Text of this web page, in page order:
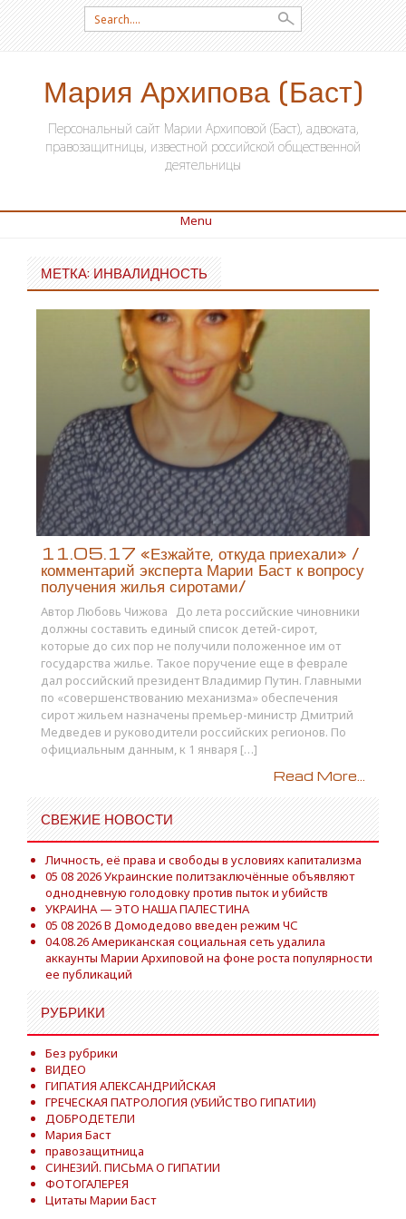
Search for:
Мария Архипова (Баст)
Персональный сайт Марии Архиповой (Баст), адвоката,
правозащитницы, известной российской общественной
деятельницы
Menu
SKIP TO CONTENT
МЕТКА: ИНВАЛИДНОСТЬ
11.05.17 «Езжайте, откуда приехали» /
комментарий эксперта Марии Баст к вопросу
получения жилья сиротами/
Автор Любовь Чижова До лета российские чиновники
должны составить единый список детей-сирот,
которые до сих пор не получили положенное им от
государства жилье. Такое поручение еще в феврале
дал российский президент Владимир Путин. Главными
по «совершенствованию механизма» обеспечения
сирот жильем назначены премьер-министр Дмитрий
Медведев и руководители российских регионов. По
официальным данным, к 1 января […]
Read More...
СВЕЖИЕ НОВОСТИ
Личность, её права и свободы в условиях капитализма
05 08 2026 Украинские политзаключённые объявляют
однодневную голодовку против пыток и убийств
УКРАИНА — ЭТО НАША ПАЛЕСТИНА
05 08 2026 В Домодедово введен режим ЧС
04.08.26 Американская социальная сеть удалила
аккаунты Марии Архиповой на фоне роста популярности
ее публикаций
РУБРИКИ
Без рубрики
ВИДЕО
ГИПАТИЯ АЛЕКСАНДРИЙСКАЯ
ГРЕЧЕСКАЯ ПАТРОЛОГИЯ (УБИЙСТВО ГИПАТИИ)
ДОБРОДЕТЕЛИ
Мария Баст
правозащитница
СИНЕЗИЙ. ПИСЬМА О ГИПАТИИ
ФОТОГАЛЕРЕЯ
Цитаты Марии Баст